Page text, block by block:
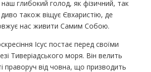
глибокий голод, як фізичний, так
також віщує Євхаристію, де
нас живити Самим Собою.
Ісус постає перед своїми
Тиверіадського моря. Він велить
праворуч від човна, що призводить